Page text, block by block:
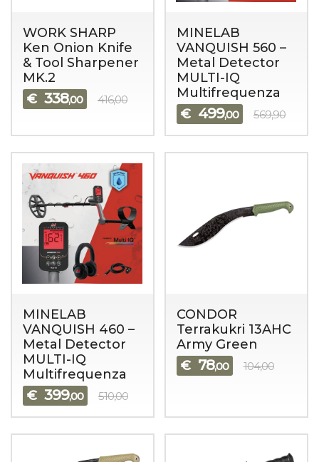
WORK SHARP
Ken Onion Knife
& Tool Sharpener
MK.2
€ 338,00 416,00
MINELAB
VANQUISH 560 –
Metal Detector
MULTI-IQ
Multifrequenza
€ 499,00 569,90
MINELAB
VANQUISH 460 –
Metal Detector
MULTI-IQ
Multifrequenza
€ 399,00 510,00
CONDOR
Terrakukri 13AHC
Army Green
€ 78,00 104,00